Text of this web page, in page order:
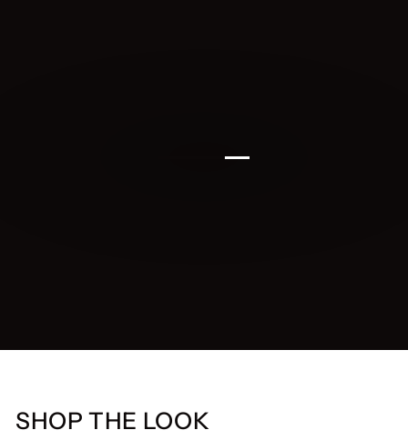
SHOP THE LOOK